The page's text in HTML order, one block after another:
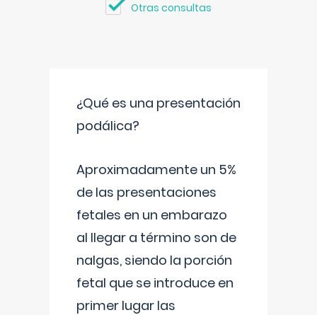
Otras consultas
¿Qué es una presentación
podálica?
Aproximadamente un 5%
de las presentaciones
fetales en un embarazo
al llegar a término son de
nalgas, siendo la porción
fetal que se introduce en
primer lugar las